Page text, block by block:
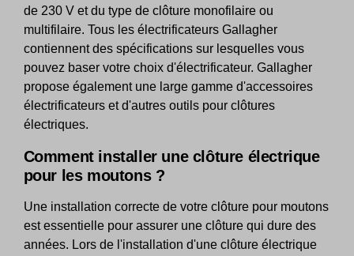
de 230 V et du type de clôture monofilaire ou
multifilaire. Tous les électrificateurs Gallagher
contiennent des spécifications sur lesquelles vous
pouvez baser votre choix d'électrificateur. Gallagher
propose également une large gamme d'accessoires
électrificateurs et d'autres outils pour clôtures
électriques.
Comment installer une clôture électrique
pour les moutons ?
Une installation correcte de votre clôture pour moutons
est essentielle pour assurer une clôture qui dure des
années. Lors de l'installation d'une clôture électrique